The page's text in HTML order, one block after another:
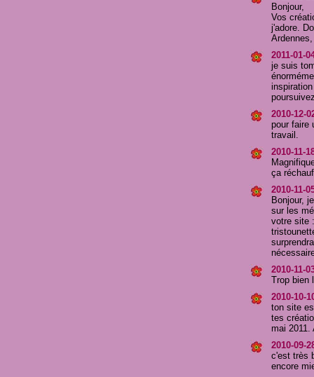
Bonjour,
Vos
j'adore.
2011-01-
je suis
2010-12-
pour faire
travail.
2010-11-
ça
2010-11-
Bonjour,
sur les
votre site
2010-11-
Trop bien
2010-10-
ton site
tes
mai 2011.
2010-09-
c'est très
encore